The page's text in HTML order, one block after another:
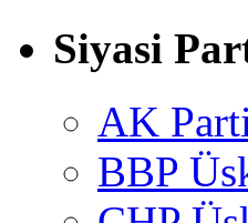
Siyasi
AK
BBP